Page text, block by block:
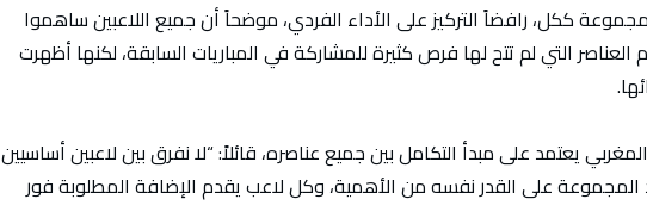
ككل، رافضاً التركيز على الأداء الفردي، موضحاً أن جميع اللاعبين ساهموا
التي لم تتح لها فرص كثيرة للمشاركة في المباريات السابقة، لكنها أظهرت
يعتمد على مبدأ التكامل بين جميع عناصره، قائلاً: “لا نفرق بين لاعبين أساسيين
المجموعة على القدر نفسه من الأهمية، وكل لاعب يقدم الإضافة المطلوبة فور